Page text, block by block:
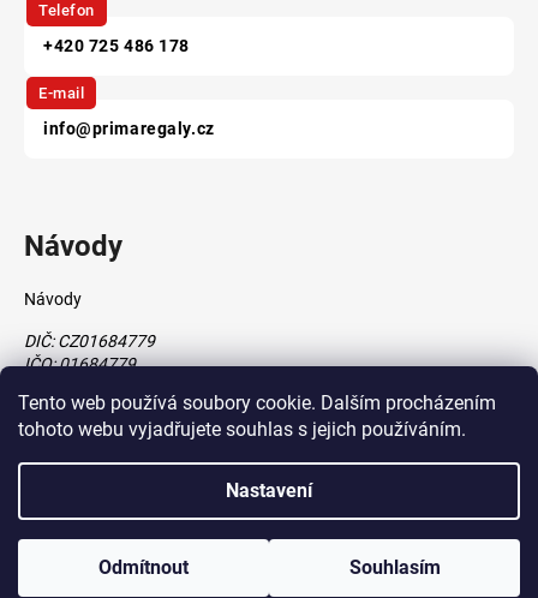
Tento web používá soubory cookie. Dalším procházením
tohoto webu vyjadřujete souhlas s jejich používáním.
Nastavení
Odmítnout Souhlasím
Telefon
+420 725 486 178
E-mail
info@primaregaly.cz
Návody
Návody
DIČ: CZ01684779
IČO: 01684779
Vytvořil Shoptet
vytvořilŠtefan Mazáň
Copyright 2026www.primaregaly.cz. Všechna práva vyhrazena.
Upravit nastavení cookies